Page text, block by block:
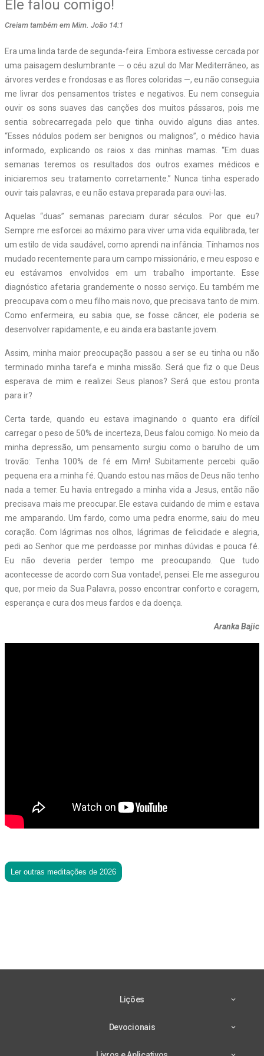
Ele falou comigo!
Creiam também em Mim. João 14:1
Era uma linda tarde de segunda-feira. Embora estivesse cercada por
uma paisagem deslumbrante — o céu azul do Mar Mediterrâneo, as
árvores verdes e frondosas e as flores coloridas —, eu não conseguia
me livrar dos pensamentos tristes e negativos. Eu nem conseguia
ouvir os sons suaves das canções dos muitos pássaros, pois me
sentia sobrecarregada pelo que tinha ouvido alguns dias antes.
“Esses nódulos podem ser benignos ou malignos”, o médico havia
informado, explicando os raios x das minhas mamas. “Em duas
semanas teremos os resultados dos outros exames médicos e
iniciaremos seu tratamento corretamente.” Nunca tinha esperado
ouvir tais palavras, e eu não estava preparada para ouvi-las.
Aquelas “duas” semanas pareciam durar séculos. Por que eu?
Sempre me esforcei ao máximo para viver uma vida equilibrada, ter
um estilo de vida saudável, como aprendi na infância. Tínhamos nos
mudado recentemente para um campo missionário, e meu esposo e
eu estávamos envolvidos em um trabalho importante. Esse
diagnóstico afetaria grandemente o nosso serviço. Eu também me
preocupava com o meu filho mais novo, que precisava tanto de mim.
Como enfermeira, eu sabia que, se fosse câncer, ele poderia se
desenvolver rapidamente, e eu ainda era bastante jovem.
Assim, minha maior preocupação passou a ser se eu tinha ou não
terminado minha tarefa e minha missão. Será que fiz o que Deus
esperava de mim e realizei Seus planos? Será que estou pronta
para ir?
Certa tarde, quando eu estava imaginando o quanto era difícil
carregar o peso de 50% de incerteza, Deus falou comigo. No meio da
minha depressão, um pensamento surgiu como o barulho de um
trovão: Tenha 100% de fé em Mim! Subitamente percebi quão
pequena era a minha fé. Quando estou nas mãos de Deus não tenho
nada a temer. Eu havia entregado a minha vida a Jesus, então não
precisava mais me preocupar. Ele estava cuidando de mim e estava
me amparando. Um fardo, como uma pedra enorme, saiu do meu
coração. Com lágrimas nos olhos, lágrimas de felicidade e alegria,
pedi ao Senhor que me perdoasse por minhas dúvidas e pouca fé.
Eu não deveria perder tempo me preocupando. Que tudo
acontecesse de acordo com Sua vontade!, pensei. Ele me assegurou
que, por meio da Sua Palavra, posso encontrar conforto e coragem,
esperança e cura dos meus fardos e da doença.
Aranka Bajic
Ler outras meditações de 2026
Lições
Devocionais